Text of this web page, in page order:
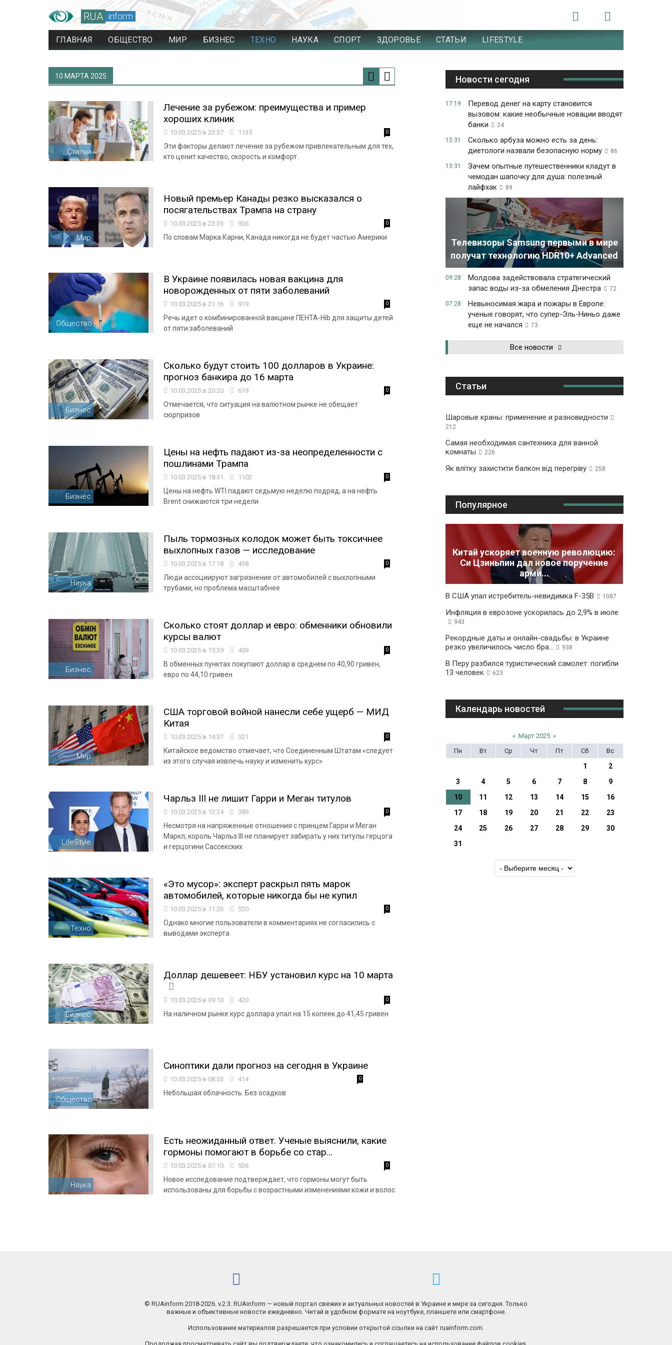
RUA inform
ГЛАВНАЯ ОБЩЕСТВО МИР БИЗНЕС ТЕХНО НАУКА СПОРТ ЗДОРОВЬЕ СТАТЬИ LIFESTYLE
10 МАРТА 2025
Статьи
Лечение за рубежом: преимущества и пример
хороших клиник
10.03.2025 в 23:37 1135 0
Эти факторы делают лечение за рубежом привлекательным для тех,
кто ценит качество, скорость и комфорт.
Мир
Новый премьер Канады резко высказался о
посягательствах Трампа на страну
10.03.2025 в 23:35 926 0
По словам Марка Карни, Канада никогда не будет частью Америки
Общество
В Украине появилась новая вакцина для
новорожденных от пяти заболеваний
10.03.2025 в 21:16 919 0
Речь идет о комбинированной вакцине ПЕНТА-Hib для защиты детей
от пяти заболеваний
Бизнес
Сколько будут стоить 100 долларов в Украине:
прогноз банкира до 16 марта
10.03.2025 в 20:20 619 0
Отмечается, что ситуация на валютном рынке не обещает
сюрпризов
Бизнес
Цены на нефть падают из-за неопределенности с
пошлинами Трампа
10.03.2025 в 18:31 1102 0
Цены на нефть WTI падают седьмую неделю подряд, а на нефть
Brent снижаются три недели
Наука
Пыль тормозных колодок может быть токсичнее
выхлопных газов — исследование
10.03.2025 в 17:18 438 0
Люди ассоциируют загрязнение от автомобилей с выхлопными
трубами, но проблема масштабнее
Бизнес
Сколько стоят доллар и евро: обменники обновили
курсы валют
10.03.2025 в 15:39 409 0
В обменных пунктах покупают доллар в среднем по 40,90 гривен,
евро по 44,10 гривен
Мир
США торговой войной нанесли себе ущерб — МИД
Китая
10.03.2025 в 14:37 521 0
Китайское ведомство отмечает, что Соединенным Штатам «следует
из этого случая извлечь науку и изменить курс»
LifeStyle
Чарльз III не лишит Гарри и Меган титулов
10.03.2025 в 12:24 389 0
Несмотря на напряженные отношения с принцем Гарри и Меган
Маркл, король Чарльз III не планирует забирать у них титулы герцога
и герцогини Сассекских
Техно
«Это мусор»: эксперт раскрыл пять марок
автомобилей, которые никогда бы не купил
10.03.2025 в 11:26 520 0
Однако многие пользователи в комментариях не согласились с
выводами эксперта
Бизнес
Доллар дешевеет: НБУ установил курс на 10 марта
10.03.2025 в 09:10 420 0
На наличном рынке курс доллара упал на 15 копеек до 41,45 гривен
Общество
Синоптики дали прогноз на сегодня в Украине
10.03.2025 в 08:33 414 0
Небольшая облачность. Без осадков
Наука
Есть неожиданный ответ. Ученые выяснили, какие
гормоны помогают в борьбе со стар...
10.03.2025 в 07:10 536 0
Новое исследование подтверждает, что гормоны могут быть
использованы для борьбы с возрастными изменениями кожи и волос
Новости сегодня
17:19
Перевод денег на карту становится
вызовом: какие необычные новации вводят
банки
24
15:31
Сколько арбуза можно есть за день:
диетологи назвали безопасную норму
86
13:31
Зачем опытные путешественники кладут в
чемодан шапочку для душа: полезный
лайфхак
89
Телевизоры Samsung первыми в мире
получат технологию HDR10+ Advanced
09:28
Молдова задействовала стратегический
запас воды из-за обмеления Днестра
72
07:28
Невыносимая жара и пожары в Европе:
ученые говорят, что супер-Эль-Ниньо даже
еще не начался
73
Все новости
Статьи
Шаровые краны: применение и разновидности
212
Самая необходимая сантехника для ванной
комнаты
226
Як влітку захистити балкон від перегріву 258
Популярное
Китай ускоряет военную революцию:
Си Цзиньпин дал новое поручение
арми...
В США упал истребитель-невидимка F-35B 1087
Инфляция в еврозоне ускорилась до 2,9% в июле
943
Рекордные даты и онлайн-свадьбы: в Украине
резко увеличилось число бра...
938
В Перу разбился туристический самолет: погибли
13 человек
623
Календарь новостей
« Март 2025 »
Пн
Вт Ср Чт Пт Сб Вс
1
2
3
4 5 6 7 8
9
10
11 12 13 14 15
16
17
18 19 20 21 22
23
24
25 26 27 28 29
30
31
© RUAinform 2018-2026. v.2.3. RUAinform — новый портал свежих и актуальных новостей в Украине и мире за сегодня. Только
важные и объективные новости ежедневно. Читай в удобном формате на ноутбуке, планшете или смартфоне.
Использование материалов разрешается при условии открытой ссылки на сайт ruainform.com.